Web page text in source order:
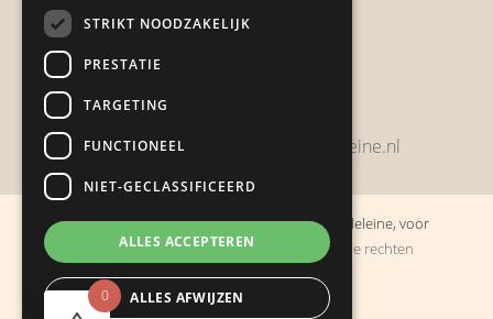
Zwijnsbergenstraat 154
bestelling@boulevarddelamadeleine.nl
© Copyright 2019 - 2026Boulevard de la Madeleine, voor
cadeaus die je stiekem liever zelf houdt· Alle rechten
voorbehouden
Ontwikkeling door
0
STRIKT NOODZAKELIJK
PRESTATIE
TARGETING
FUNCTIONEEL
NIET-GECLASSIFICEERD
ALLES ACCEPTEREN
ALLES AFWIJZEN